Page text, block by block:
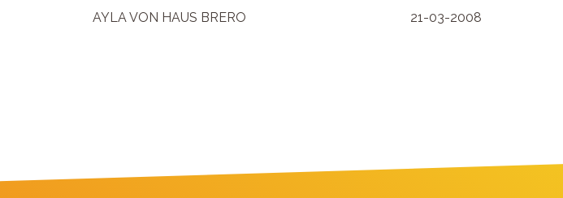
AYLA VON HAUS BRERO 21-03-2008